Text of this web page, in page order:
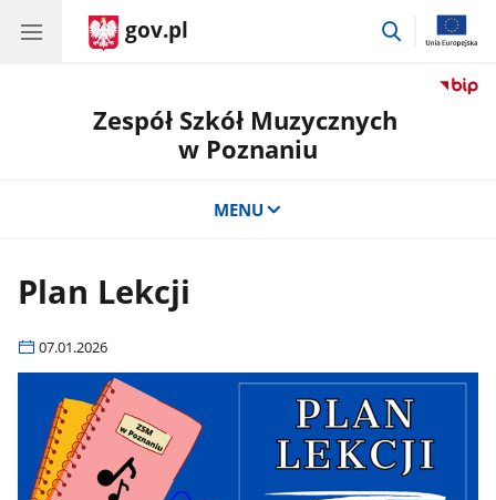
gov.pl
przejdź
Zespół Szkół Muzycznych
w Poznaniu
MENU
Plan Lekcji
07.01.2026